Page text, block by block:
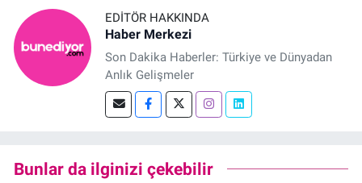
EDITÖR HAKKINDA
Haber Merkezi
Son Dakika Haberler: Türkiye ve Dünyadan
Anlık Gelişmeler
Bunlar da ilginizi çekebilir